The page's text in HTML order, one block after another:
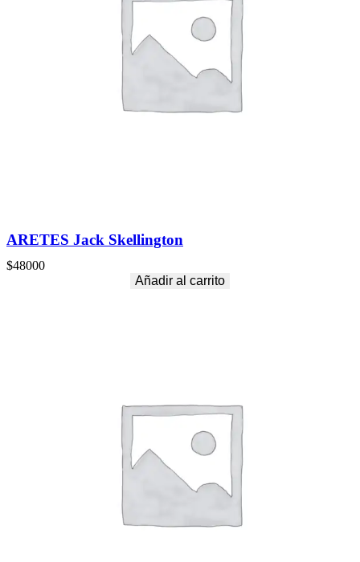
ARETES Jack Skellington
$48000
Añadir al carrito